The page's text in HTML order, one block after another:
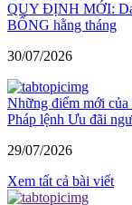
QUY ĐỊNH MỚI:
BỔNG hằng tháng
30/07/2026
Những điểm mới của
Pháp lệnh Ưu đãi
29/07/2026
Xem tất cả bài viết